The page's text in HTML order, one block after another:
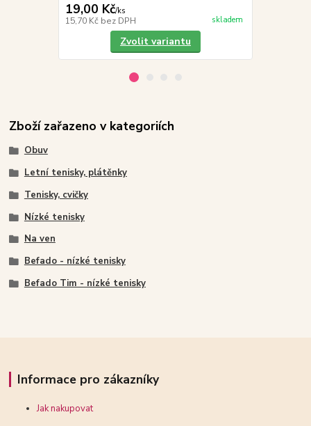
19,00 Kč/ks
15,70 Kč bez DPH skladem
Zvolit variantu
Zboží zařazeno v kategoriích
Obuv
Letní tenisky, plátěnky
Tenisky, cvičky
Nízké tenisky
Na ven
Befado - nízké tenisky
Befado Tim - nízké tenisky
Informace pro zákazníky
Jak nakupovat